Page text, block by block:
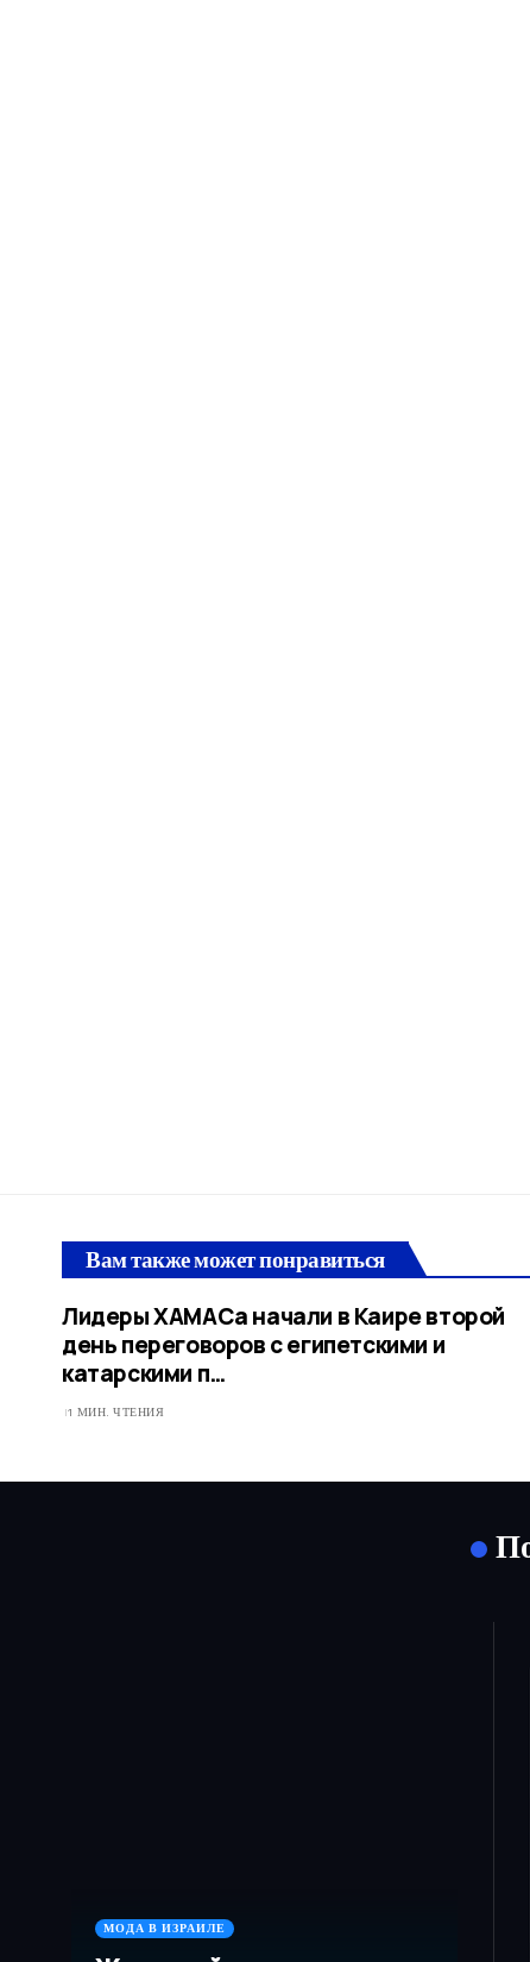
Вам также может понравиться
Лидеры ХАМАСа начали в Каире второй
день переговоров с египетскими и
катарскими п…
1 МИН. ЧТЕНИЯ
МОДА В ИЗРАИЛЕ